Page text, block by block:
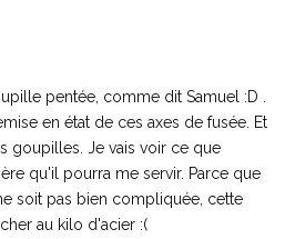
pentée, comme dit Samuel :D .
en état de ces axes de fusée. Et
goupilles. Je vais voir ce que
qu'il pourra me servir. Parce que
soit pas bien compliquée, cette
au kilo d'acier :(